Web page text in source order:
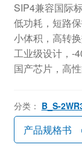
SIP4兼容国际
低功耗，短路
小体积，高转
工业级设计，-
国产芯片，高
分类： B_S-
产品规格书